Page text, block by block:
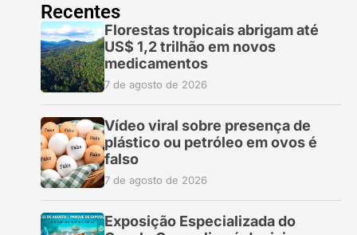
Recentes
Florestas tropicais abrigam até
US$ 1,2 trilhão em novos
medicamentos
7 de agosto de 2026
Vídeo viral sobre presença de
plástico ou petróleo em ovos é
falso
7 de agosto de 2026
Exposição Especializada do